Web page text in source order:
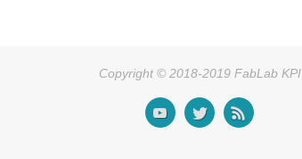
Copyright © 2018-2019 FabLab KPI